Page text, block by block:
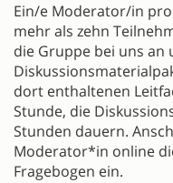
Ein/e Moderator/in
mehr als zehn
die Gruppe bei uns an
dort enthaltenen
Stunde, die
Stunden dauern.
Moderator*in online
Fragebogen ein.